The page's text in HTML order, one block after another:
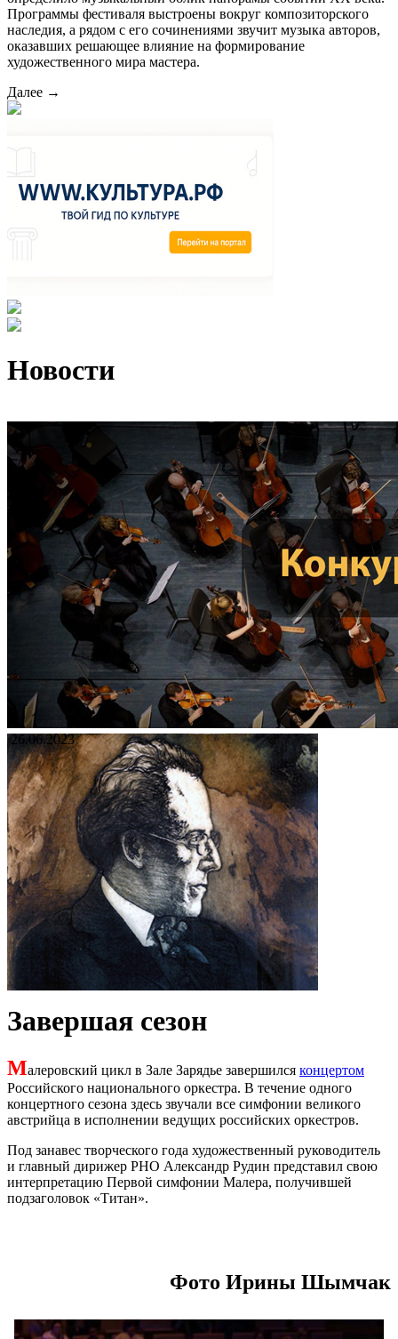
Программы фестиваля выстроены вокруг композиторского
наследия, а рядом с его сочинениями звучит музыка авторов,
оказавших решающее влияние на формирование
художественного мира мастера.
Далее →
Новости
26.06.2023
Завершая сезон
Малеровский цикл в Зале Зарядье завершился концертом
Российского национального оркестра. В течение одного
концертного сезона здесь звучали все симфонии великого
австрийца в исполнении ведущих российских оркестров.
Под занавес творческого года художественный руководитель
и главный дирижер РНО Александр Рудин представил свою
интерпретацию Первой симфонии Малера, получившей
подзаголовок «Титан».
Фото Ирины Шымчак